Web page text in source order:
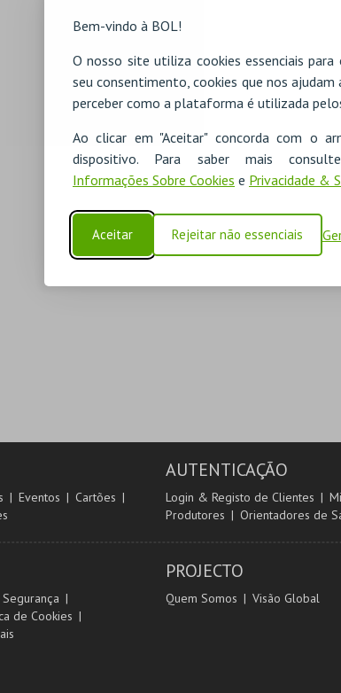
Bem-vindo à BOL!
O nosso site utiliza cookies essenciais
seu consentimento, cookies que nos ajudam
perceber como a plataforma é utilizada
Ao clicar em "Aceitar" concorda com o
dispositivo. Para saber mais
Informações Sobre Cookies e Privacidade &
Aceitar Rejeitar não essenciais
Eventos
Cartões
AUTENTICAÇÃO
Login & Registo de Clientes
Produtores
Orientadores de
de Cookies
PROJECTO
Quem Somos Visão Global